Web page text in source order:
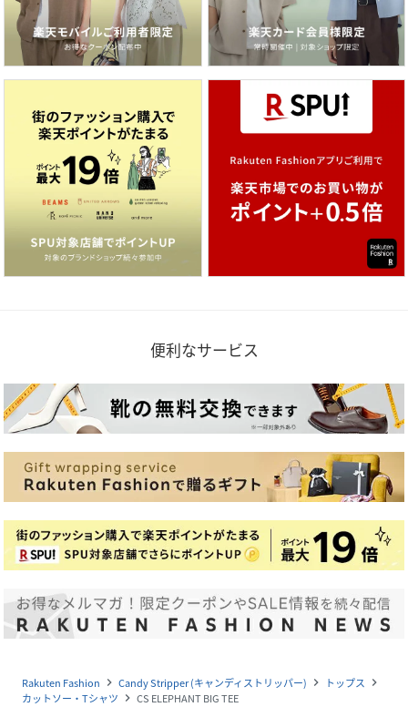
便利なサービス
Rakuten Fashion navigate_next Candy Stripper (キャンディストリッパー) navigate_next トップス navigate_next
カットソー・Tシャツ navigate_next CS ELEPHANT BIG TEE